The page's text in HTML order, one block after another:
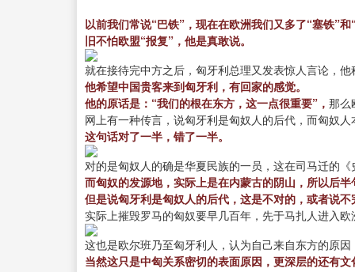
以前我们常说“巴铁”，现在在欧洲我们又多了“塞铁”
旧不怕欧盟“报复”，他是真敢说。
就在接待完中方之后，匈牙利总理又发表惊人言论，
他希望中国贵客来到匈牙利，有回家的感觉。
他的原话是：“我们的根在东方，这一点很重要”， 那么
网上有一种传言，说匈牙利是匈奴人的后代，而匈奴
这句话对了一半，错了一半。
对的是匈奴人的确是华夏民族的一员，这在司马迁的
而匈奴的发源地，实际上是在内蒙古的阴山，所以后半
但是说匈牙利是匈奴人的后代，这是不对的，或者说
实际上摧毁罗马的匈奴要早几百年，先于马扎人进入
这也是欧尔班乃至匈牙利人，认为自己来自东方的原
当然这只是中匈关系密切的表面原因，更深层的还有